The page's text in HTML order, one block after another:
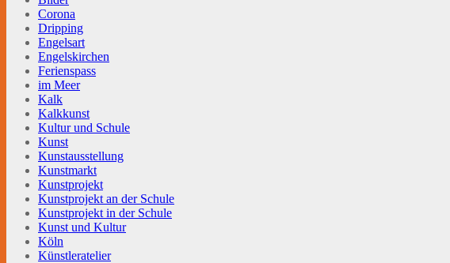
Corona
Dripping
Engelsart
Engelskirchen
Ferienspass
im Meer
Kalk
Kalkkunst
Kultur und Schule
Kunst
Kunstausstellung
Kunstmarkt
Kunstprojekt
Kunstprojekt an der Schule
Kunstprojekt in der Schule
Kunst und Kultur
Köln
Künstleratelier